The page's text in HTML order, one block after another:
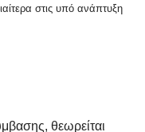
στις υπό ανάπτυξη
θεωρείται